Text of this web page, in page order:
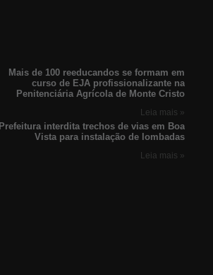
Mais de 100 reeducandos se formam em
curso de EJA profissionalizante na
Penitenciária Agrícola de Monte Cristo
Leia mais »
Prefeitura interdita trechos de vias em Boa
Vista para instalação de lombadas
Leia mais »